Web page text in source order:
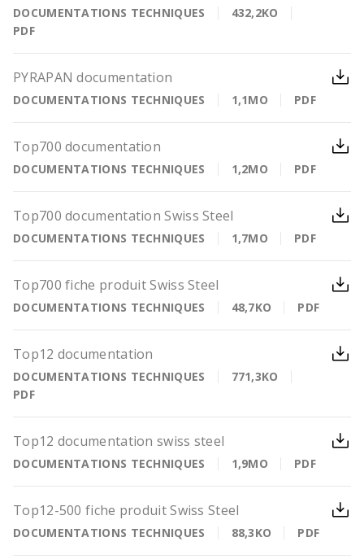
DOCUMENTATIONS TECHNIQUES
432,2KO
PDF
PYRAPAN documentation
DOCUMENTATIONS TECHNIQUES 1,1MO PDF
Top700 documentation
DOCUMENTATIONS TECHNIQUES 1,2MO PDF
Top700 documentation Swiss Steel
DOCUMENTATIONS TECHNIQUES 1,7MO PDF
Top700 fiche produit Swiss Steel
DOCUMENTATIONS TECHNIQUES 48,7KO PDF
Top12 documentation
DOCUMENTATIONS TECHNIQUES
771,3KO
PDF
Top12 documentation swiss steel
DOCUMENTATIONS TECHNIQUES 1,9MO PDF
Top12-500 fiche produit Swiss Steel
DOCUMENTATIONS TECHNIQUES 88,3KO PDF